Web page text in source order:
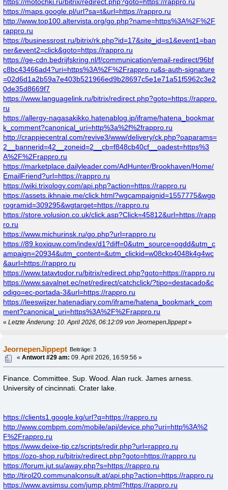
https://motochki.ru/bitrix/redirect.php?goto=https://rappro.ru
https://maps.google.pl/url?sa=t&url=https://rappro.ru
http://www.top100.altervista.org/go.php?name=https%3A%2F%2F
rappro.ru
https://businessrost.ru/bitrix/rk.php?id=17&site_id=s1&event1=ban
ner&event2=click&goto=https://rappro.ru
https://ge-cdn.bedrijfskring.nl/f/communication/email-redirect/96bf
c8bc43466ad4?uri=https%3A%2F%2Frappro.ru&s-auth-signature
=02d6d1a2b59a7e403b521966ed9b28697c5e1e71a51f5962c3e2
0de35d8669f7
https://www.languagelink.ru/bitrix/redirect.php?goto=https://rappro.
ru
https://allergy-nagasakikko.hatenablog.jp/iframe/hatena_bookmar
k_comment?canonical_uri=http%3a%2f%2frappro.ru
http://crappiecentral.com/revive3/www/delivery/ck.php?oaparams=
2__bannerid=42__zoneid=2__cb=f848cb40cf__oadest=https%3
A%2F%2Frappro.ru
https://marketplace.dailyleader.com/AdHunter/Brookhaven/Home/
EmailFriend?url=https://rappro.ru
https://wiki.trixology.com/api.php?action=https://rappro.ru
https://assets.ikhnaie.me/click.html?wgcampaignid=1557775&wgp
rogramid=309295&wgtarget=https://rappro.ru
https://store.volusion.co.uk/click.asp?Click=45812&url=https://rapp
ro.ru
https://www.michurinsk.ru/go.php?url=rappro.ru
https://89.koxiquw.com/index/d1?diff=0&utm_source=ogdd&utm_c
ampaign=20934&utm_content=&utm_clickid=w08cko4048k4g4wc
&aurl=https://rappro.ru
https://www.tatavtodor.ru/bitrix/redirect.php?goto=https://rappro.ru
https://www.savalnet.ec/net/redirect/catchclick/?tipo=destacado&c
odigo=ec-portada-3&url=https://rappro.ru
https://leeswijzer.hatenadiary.com/iframe/hatena_bookmark_com
ment?canonical_uri=https%3A%2F%2Frappro.ru
«Letzte Änderung: 10. April 2026, 06:12:09 von JeornepenJippept»
JeornepenJippept Beiträge: 3
«Antwort #29 am: 09. April 2026, 16:59:56 »
Finance. Committee. Sup. Wood. Alan ruck. James arness.
University of cincinnati. Crater lake.
https://clients1.google.kg/url?q=https://rappro.ru
http://www.combpm.com/mobile/api/device.php?uri=http%3A%2
F%2Frappro.ru
https://www.deixe-tip.cz/scripts/redir.php?url=rappro.ru
https://ozo-shop.ru/bitrix/redirect.php?goto=https://rappro.ru
https://forum.jut.su/away.php?s=https://rappro.ru
http://tirol20.communalconsult.at/api.php?action=https://rappro.ru
https://www.avsimsu.com/jump.phtml?https://rappro.ru